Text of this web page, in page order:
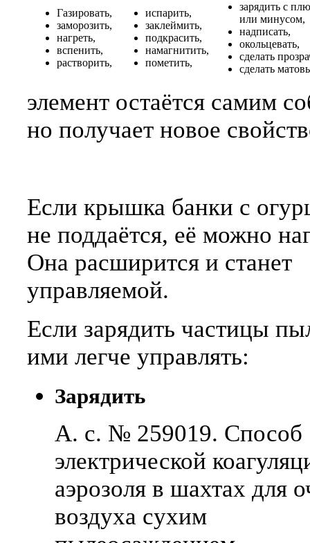
Газировать,
заморозить,
нагреть,
вспенить,
растворить,
испарить,
заклеймить,
подкрасить,
намагнитить,
пометить,
зарядить с
или минусом,
надписать,
окольцевать,
сделать
сделать
элемент остаётся самим
но получает новое
Если крышка банки с
не поддаётся, её можно
Она расширится и станет
управляемой.
Если зарядить частицы
ими легче управлять:
Зарядить
А. с. № 259019. Способ
электрической
аэрозоля в шахтах для
воздуха сухим